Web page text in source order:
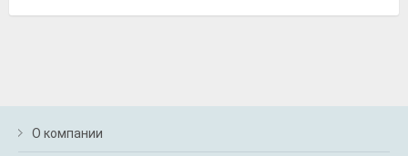
О компании